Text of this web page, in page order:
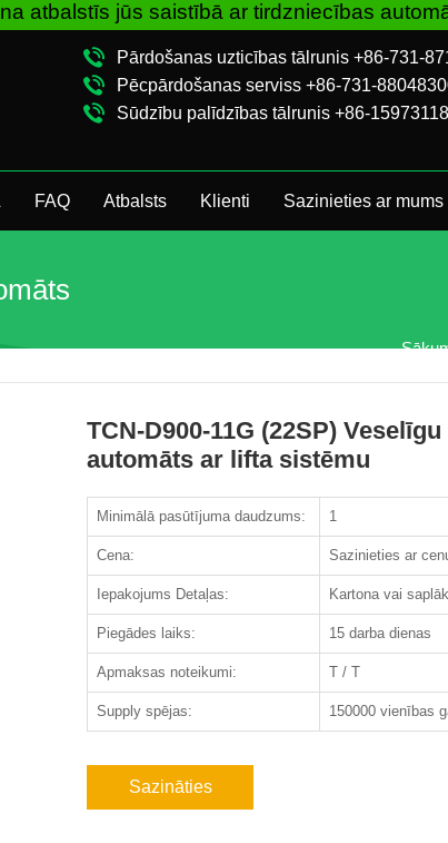
Pārdošanas uzticības tālrunis +86-731-
Pēcpārdošanas serviss +86-731-
Sūdzību palīdzības tālrunis +86-
FAQ Atbalsts Klienti Sazinieties ar mums
TCN-D900-11G (22SP)
automāts ar lifta sistēmu
Minimālā pasūtījuma daudzums: 1
Cena: Sazinieties ar
Iepakojums Detaļas: Kartona vai
Piegādes laiks: 15 darba dienas
Apmaksas noteikumi: T / T
Supply spējas: 150000 vienības
Sazināties
jūs saistībā ar tirdzniecības automātu